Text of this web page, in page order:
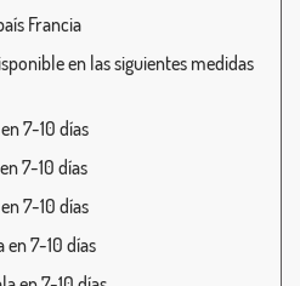
Francia
en las siguientes medidas
7-10 días
7-10 días
7-10 días
7-10 días